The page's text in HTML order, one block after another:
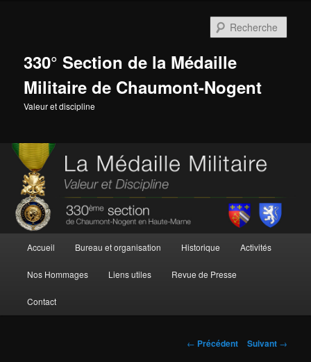
330° Section de la Médaille
Militaire de Chaumont-Nogent
Valeur et discipline
principal
Accueil Bureau et organisation Historique Activités
Nos Hommages Liens utiles Revue de Presse
Contact
Navigation
← Précédent Suivant →